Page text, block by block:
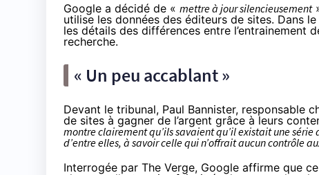
Google a décidé de « mettre à jour silencieusement
utilise les données des éditeurs de sites. Dans
les détails des différences entre l’entrainement
recherche.
« Un peu accablant »
Devant le tribunal, Paul Bannister, responsable
de sites à gagner de l’argent grâce à leurs
montre clairement qu’ils savaient qu’il existait une
d’entre elles, à savoir celle qui n’offrait aucun contrôle
Interrogée par The Verge, Google affirme que